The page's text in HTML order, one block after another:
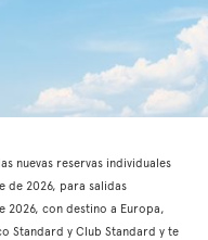
nuevas reservas individuales
de 2026, para salidas
2026, con destino a Europa,
Standard y Club Standard y te